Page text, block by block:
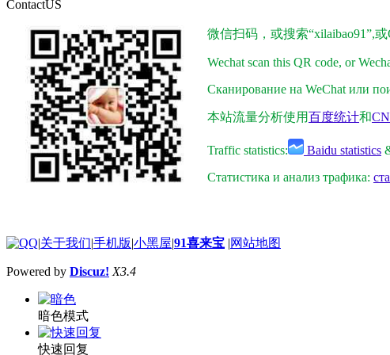
ContactUS
微信扫码，或搜索“xilaibao91”,或
Wechat scan this QR code, or
Сканирование на WeChat или
本站流量分析使用百度统计和
Traffic statistics: Baidu statistics
Статистика и анализ трафика:
|关于我们|手机版|小黑屋|91喜来宝 |网站地图
Powered by Discuz! X3.4
暗色模式
快速回复